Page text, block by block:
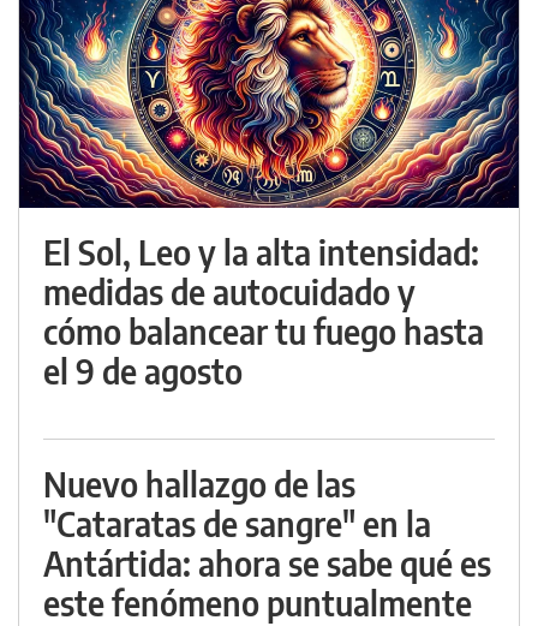
El Sol, Leo y la alta intensidad:
medidas de autocuidado y
cómo balancear tu fuego hasta
el 9 de agosto
Nuevo hallazgo de las
"Cataratas de sangre" en la
Antártida: ahora se sabe qué es
este fenómeno puntualmente